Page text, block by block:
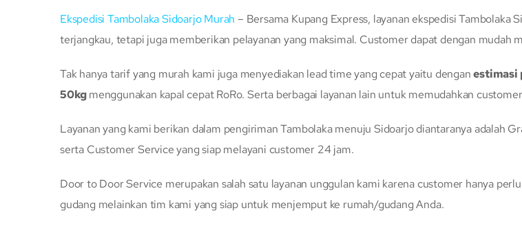
Ekspedisi Tambolaka Sidoarjo Murah – Bersama Kupang Express, layanan ekspedisi Tambolaka
terjangkau, tetapi juga memberikan pelayanan yang maksimal. Customer dapat dengan mudah
Tak hanya tarif yang murah kami juga menyediakan lead time yang cepat yaitu denganestimasi
50kgmenggunakan kapal cepat RoRo. Serta berbagai layanan lain untuk memudahkan
Layanan yang kami berikan dalam pengiriman Tambolaka menuju Sidoarjo diantaranya adalah
serta Customer Service yang siap melayani customer 24 jam.
Door to Door Service merupakan salah satu layanan unggulan kami karena customer hanya
gudang melainkan tim kami yang siap untuk menjemput ke rumah/gudang Anda.